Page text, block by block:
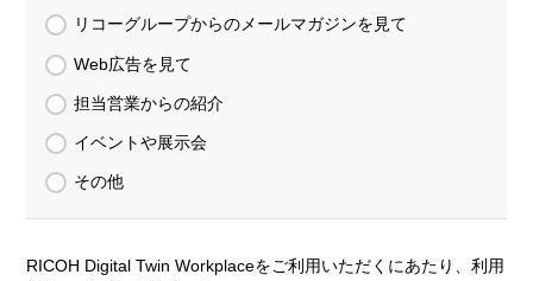
リコーグループからのメールマガジンを見て
Web広告を見て
担当営業からの紹介
イベントや展示会
その他
RICOH Digital Twin Workplaceをご利用いただくにあたり、利用